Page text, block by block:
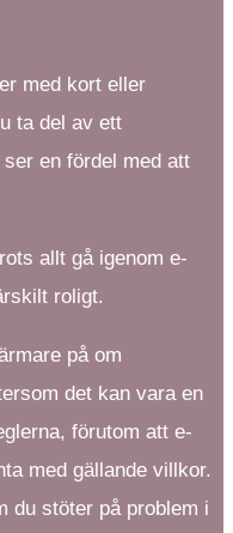
med kort eller
ta del av ett
en fördel med att
allt gå igenom e-
roligt.
på om
det kan vara en
förutom att e-
med gällande villkor.
du stöter på problem i